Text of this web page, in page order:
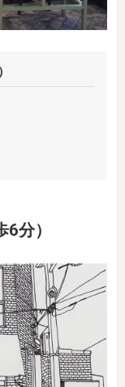
分）